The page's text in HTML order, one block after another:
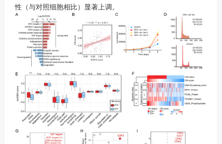
性（与对照细胞相比）显著上调。